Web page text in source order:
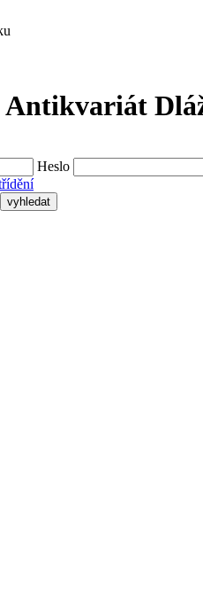
Antikvariát
Heslo